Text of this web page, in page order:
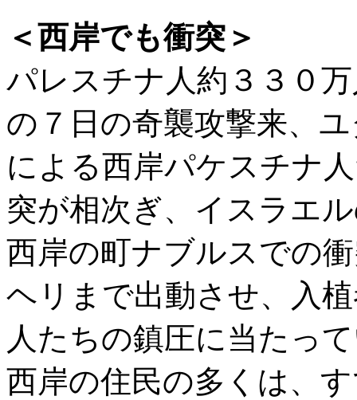
＜西岸でも衝突＞
パレスチナ人約３３０
の７日の奇襲攻撃来、
による西岸パケスチナ
突が相次ぎ、イスラエ
西岸の町ナブルスでの
ヘリまで出動させ、入
人たちの鎮圧に当たっ
西岸の住民の多くは、